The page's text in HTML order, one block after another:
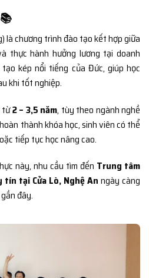
là chương trình đào tạo kết hợp giữa
thực hành hưởng lương tại doanh
kép nổi tiếng của Đức, giúp học
khi tốt nghiệp.
từ2 – 3,5 năm, tùy theo ngành nghề
thành khóa học, sinh viên có thể
tiếp tục học nâng cao.
này, nhu cầu tìm đến Trung tâm
tại Cửa Lò, Nghệ An ngày càng
đây.